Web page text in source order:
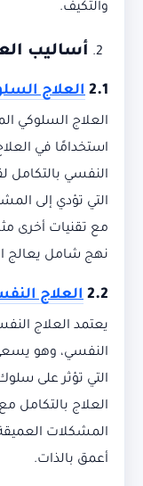
والتكيف.
أساليب
2.1 العلاج
العلاج السلوكي
استخدامًا في
النفسي بالتكامل
مع تقنيات أخرى
نهج شامل يعالج
2.2 العلاج
يعتمد العلاج
النفسي، وهو يسعى
التي تؤثر على
المشكلات
أعمق بالذات.